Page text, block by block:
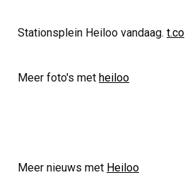
Stationsplein Heiloo vandaag. t.co
Meer foto's met heiloo
Meer nieuws met Heiloo